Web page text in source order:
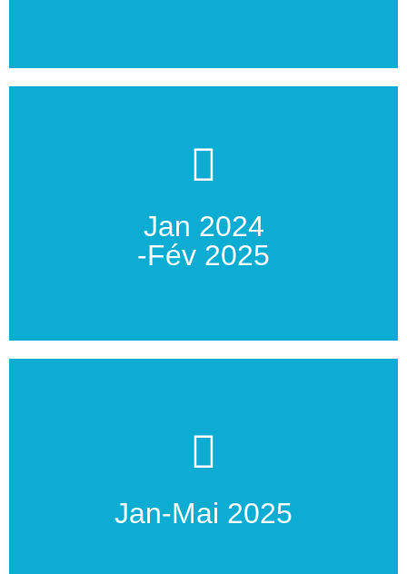
Jan 2024
-Fév 2025
Retrait de la base vie
Jan-Mai 2025
Compilation des informations